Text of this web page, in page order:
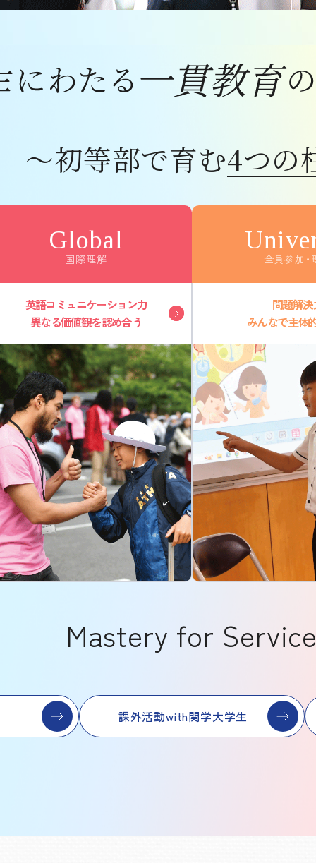
～初等部で育む4つの
Global
国際理解
英語コミュニケーション力
異なる価値観を認め合う
全員参加・
問題解決
みんなで主体
Mastery for
課外活動with関学大学生